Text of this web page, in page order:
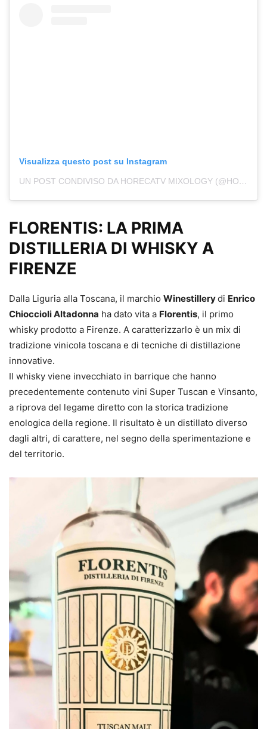
Visualizza questo post su Instagram
UN POST CONDIVISO DA HORECATV MIXOLOGY (@HORECATV.MIXOLOGY)
FLORENTIS: LA PRIMA
DISTILLERIA DI WHISKY A
FIRENZE
Dalla Liguria alla Toscana, il marchio Winestillerydi Enrico
Chioccioli Altadonna ha dato vita a Florentis, il primo
whisky prodotto a Firenze. A caratterizzarlo è un mix di
tradizione vinicola toscana e di tecniche di distillazione
innovative.
Il whisky viene invecchiato in barrique che hanno
precedentemente contenuto vini Super Tuscan e Vinsanto,
a riprova del legame diretto con la storica tradizione
enologica della regione. Il risultato è un distillato diverso
dagli altri, di carattere, nel segno della sperimentazione e
del territorio.